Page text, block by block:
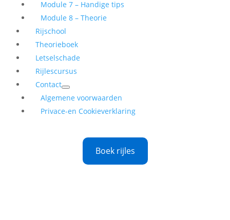
Module 7 – Handige tips
Module 8 – Theorie
Rijschool
Theorieboek
Letselschade
Rijlescursus
Contact
Algemene voorwaarden
Privace-en Cookieverklaring
Boek rijles